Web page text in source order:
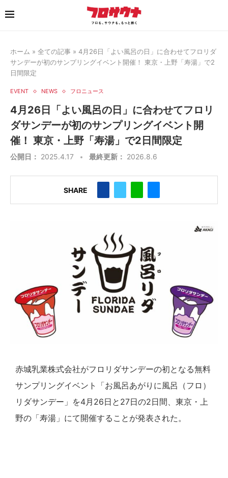
ホーム » 全ての記事 » 4月26日「よい風呂の日」に合わせてフロリダ
サンデーが初のサンプリングイベント開催！ 東京・上野「寿湯」で2
日間限定
EVENT NEWS フロニュース
4月26日「よい風呂の日」に合わせてフロリ
ダサンデーが初のサンプリングイベント開
催！ 東京・上野「寿湯」で2日間限定
公開日： 2025.4.17 最終更新： 2026.8.6
SHARE
赤城乳業株式会社がフロリダサンデーの初となる無料
サンプリングイベント「お風呂あがりに風呂（フロ）
リダサンデー」を4月26日と27日の2日間、東京・上
野の「寿湯」にて開催することが発表された。